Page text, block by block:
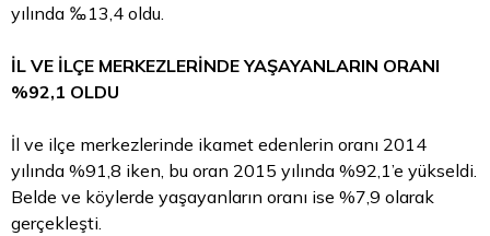
yılında ‰13,4 oldu.
İL VE İLÇE MERKEZLERİNDE YAŞAYANLARIN ORANI
%92,1 OLDU
İl ve ilçe merkezlerinde ikamet edenlerin oranı 2014
yılında %91,8 iken, bu oran 2015 yılında %92,1’e yükseldi.
Belde ve köylerde yaşayanların oranı ise %7,9 olarak
gerçekleşti.